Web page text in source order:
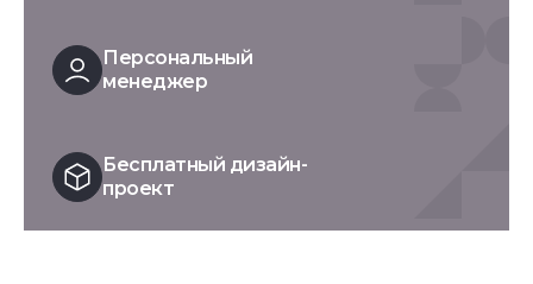
Персональный
менеджер
Бесплатный дизайн-
проект